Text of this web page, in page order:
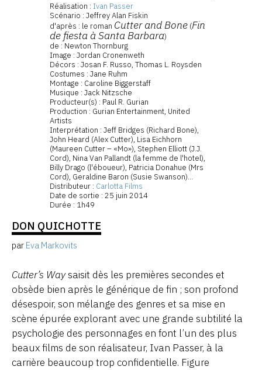
Réalisation : Ivan Passer
Scénario : Jeffrey Alan Fiskin
d'après : le roman Cutter and Bone (Fin
de fiesta à Santa Barbara)
de : Newton Thornburg
Image : Jordan Cronenweth
Décors : Josan F. Russo, Thomas L. Roysden
Costumes : Jane Ruhm
Montage : Caroline Biggerstaff
Musique : Jack Nitzsche
Producteur(s) : Paul R. Gurian
Production : Gurian Entertainment, United
Artists
Interprétation : Jeff Bridges (Richard Bone),
John Heard (Alex Cutter), Lisa Eichhorn
(Maureen Cutter – «Mo»), Stephen Elliott (J.J.
Cord), Nina Van Pallandt (la femme de l'hotel),
Billy Drago (l'éboueur), Patricia Donahue (Mrs
Cord), Geraldine Baron (Susie Swanson)...
Distributeur : Carlotta Films
Date de sortie : 25 juin 2014
Durée : 1h49
DON QUICHOTTE
par Eva Markovits
Cutter’s Waysaisit dès les premières secondes et
obsède bien après le générique de fin ; son profond
désespoir, son mélange des genres et sa mise en
scène épurée explorant avec une grande subtilité la
psychologie des personnages en font l’un des plus
beaux films de son réalisateur, Ivan Passer, à la
carrière beaucoup trop confidentielle. Figure